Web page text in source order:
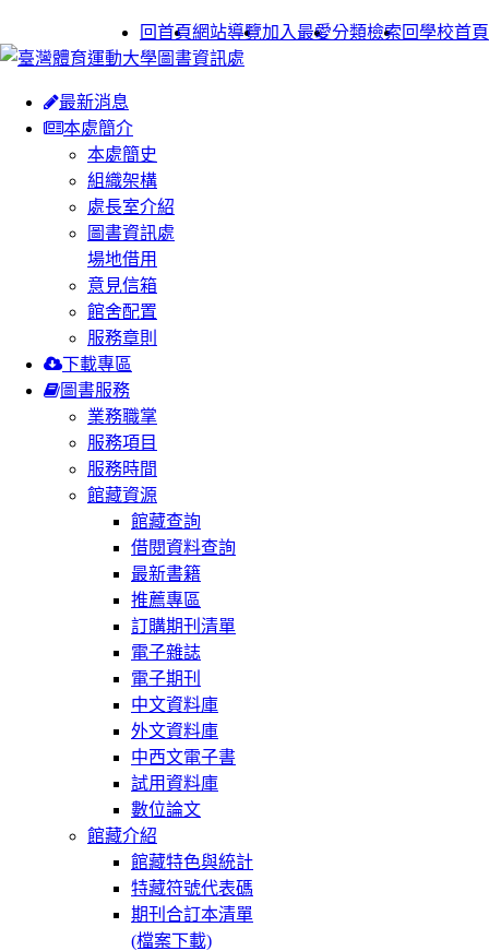
回學校首頁
分類檢索
加入最愛
網站導覽
回首頁
最新消息
本處簡介
本處簡史
組織架構
處長室介紹
圖書資訊處
場地借用
意見信箱
館舍配置
服務章則
下載專區
圖書服務
業務職掌
服務項目
服務時間
館藏資源
館藏查詢
借閱資料查詢
最新書籍
推薦專區
訂購期刊清單
電子雜誌
電子期刊
中文資料庫
外文資料庫
中西文電子書
試用資料庫
數位論文
館藏介紹
館藏特色與統計
特藏符號代表碼
期刊合訂本清單
(檔案下載)